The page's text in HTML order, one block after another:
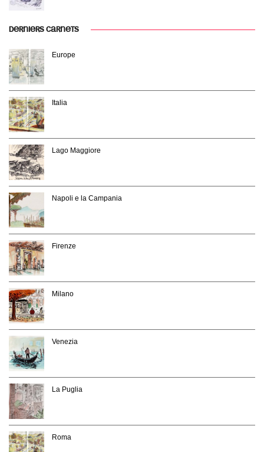
DERNIERS CARNETS
Europe
Italia
Lago Maggiore
Napoli e la Campania
Firenze
Milano
Venezia
La Puglia
Roma